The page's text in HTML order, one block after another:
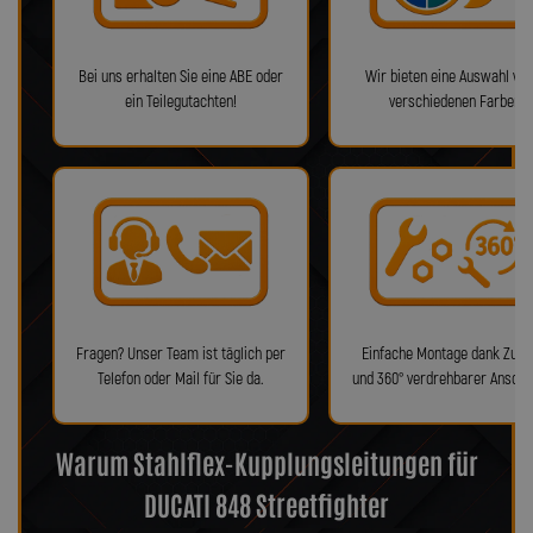
Bei uns erhalten Sie eine ABE oder
ein Teilegutachten!
Wir bieten eine Auswahl
verschiedenen Farben!
Fragen? Unser Team ist täglich per
Telefon oder Mail für Sie da.
Einfache Montage dank
und 360° verdrehbarer
Warum Stahlflex-Kupplungsleitungen für
DUCATI 848 Streetfighter